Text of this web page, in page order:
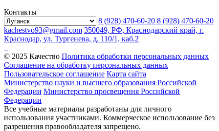
Контакты
8 (928) 470-60-20 8 (928) 470-60-20
kachestvo93@gmail.com 350049, РФ, Краснодарский край, г.
Краснодар, ул. Тургенева, д. 110/1, каб.2
© 2025 Качество Политика обработки персональных данных
Соглашение на обработку персональных данных
Пользовательское соглашение Карта сайта
Министерство науки и высшего образования Российской
Федерации Министерство просвещения Российской
Федерации
Все учебные материалы разработаны для личного
использования участниками. Коммерческое использование без
разрешения правообладателя запрещено.